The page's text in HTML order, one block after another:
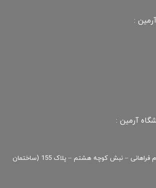
:
آرمین :
تهران – خیابان قائم مقام فراهانی – نبش کوچه هشتم – پلاک 155 (ساختمان